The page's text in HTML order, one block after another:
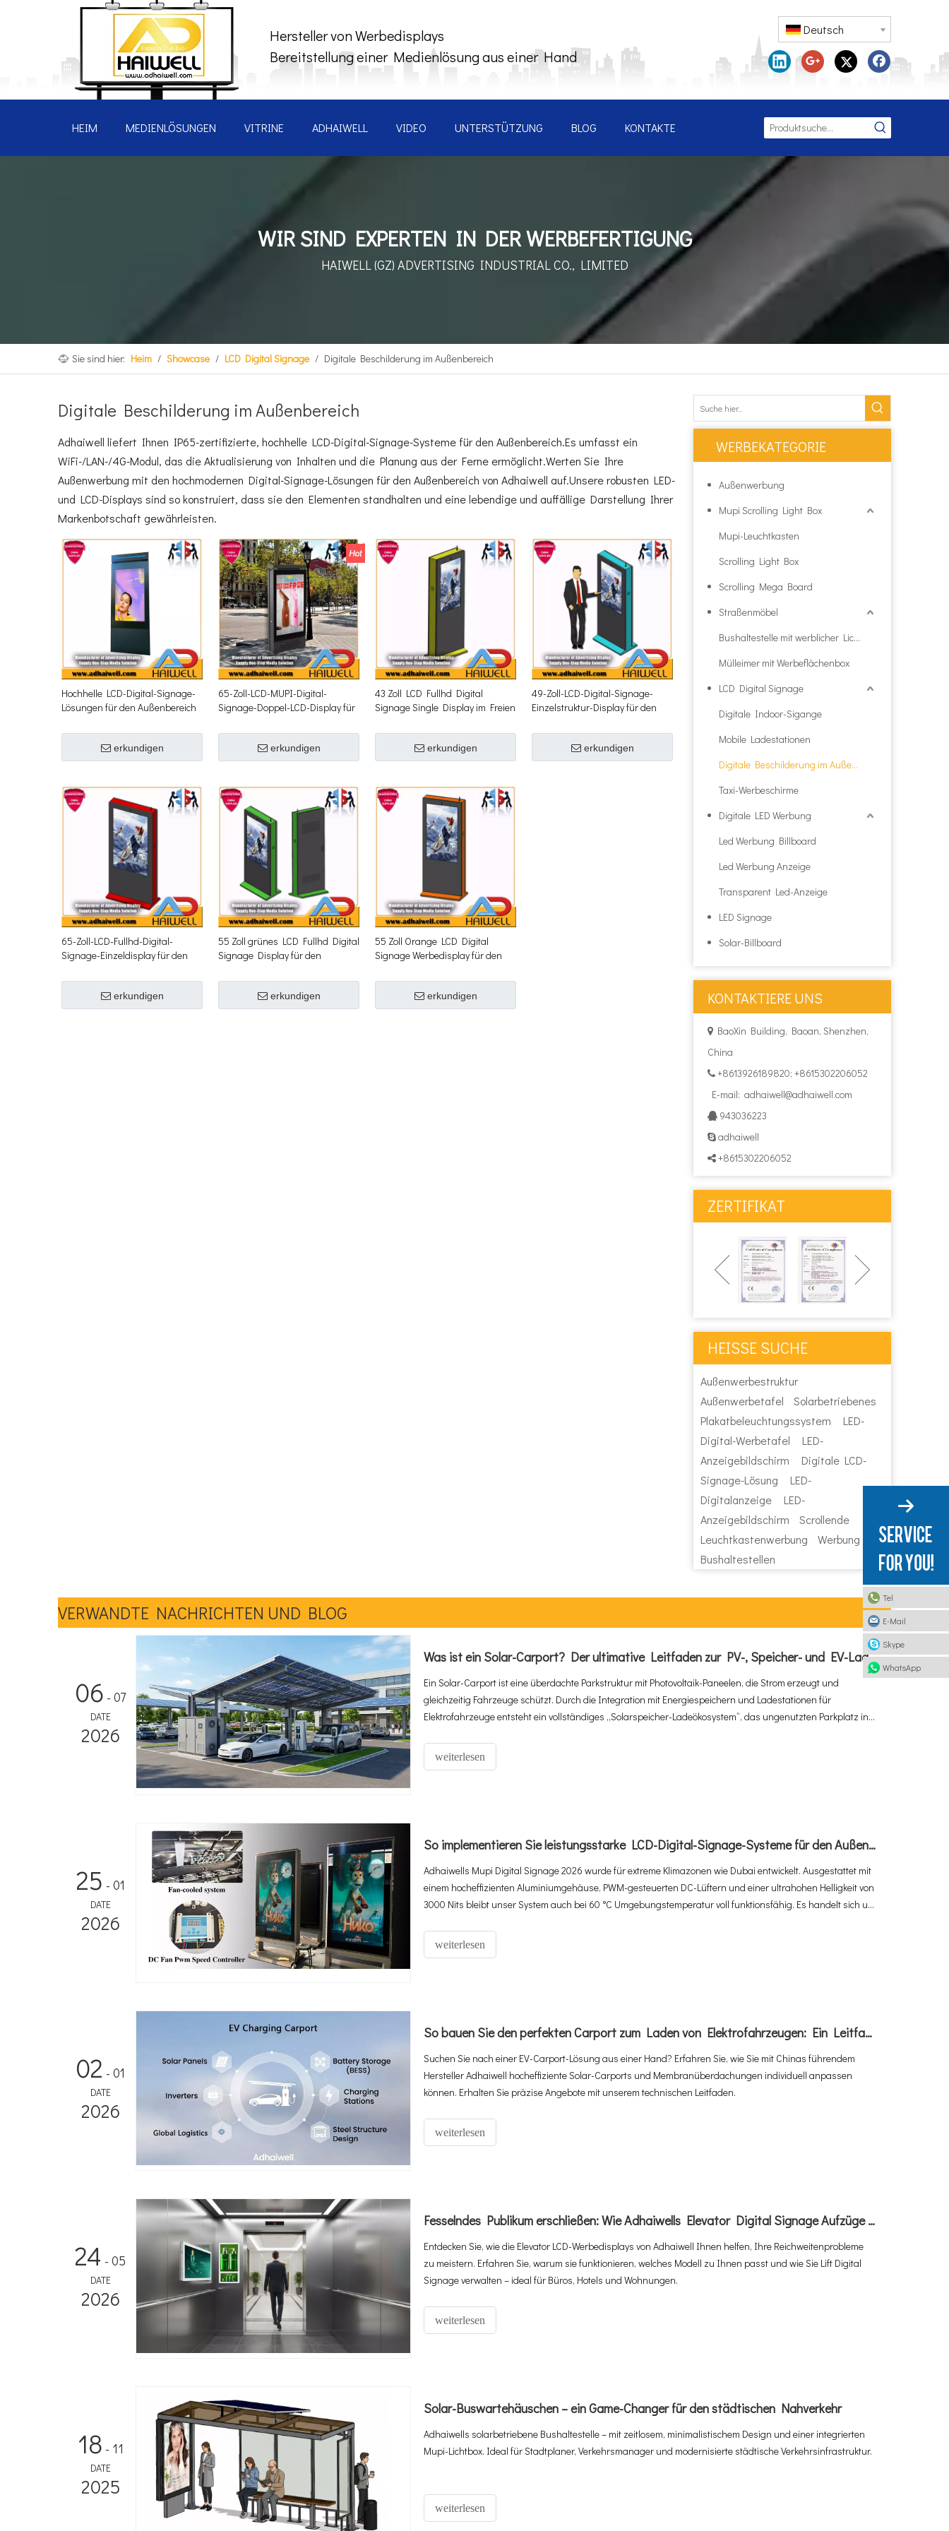
Hersteller von Werbedisplays
Bereitstellung einer Medienlösung aus einer Hand
Deutsch
HEIM MEDIENLÖSUNGEN VITRINE ADHAIWELL VIDEO UNTERSTÜTZUNG BLOG KONTAKTE
WIR SIND EXPERTEN IN DER WERBEFERTIGUNG
HAIWELL (GZ) ADVERTISING INDUSTRIAL CO., LIMITED
Sie sind hier: Heim / Showcase / LCD Digital Signage / Digitale Beschilderung im Außenbereich
Digitale Beschilderung im Außenbereich
Adhaiwell liefert Ihnen IP65-zertifizierte, hochhelle LCD-Digital-Signage-Systeme für den Außenbereich.Es umfasst ein
WiFi-/LAN-/4G-Modul, das die Aktualisierung von Inhalten und die Planung aus der Ferne ermöglicht.Werten Sie Ihre
Außenwerbung mit den hochmodernen Digital-Signage-Lösungen für den Außenbereich von Adhaiwell auf.Unsere robusten LED-
und LCD-Displays sind so konstruiert, dass sie den Elementen standhalten und eine lebendige und auffällige Darstellung Ihrer
Markenbotschaft gewährleisten.
Hochhelle LCD-Digital-Signage-
Lösungen für den Außenbereich
erkundigen
65-Zoll-LCD-MUPI-Digital-
Signage-Doppel-LCD-Display für
erkundigen
43 Zoll LCD Fullhd Digital
Signage Single Display im Freien
erkundigen
49-Zoll-LCD-Digital-Signage-
Einzelstruktur-Display für den
erkundigen
65-Zoll-LCD-Fullhd-Digital-
Signage-Einzeldisplay für den
erkundigen
55 Zoll grünes LCD Fullhd Digital
Signage Display für den
erkundigen
55 Zoll Orange LCD Digital
Signage Werbedisplay für den
erkundigen
WERBEKATEGORIE
Außenwerbung
Mupi Scrolling Light Box
Mupi-Leuchtkasten
Scrolling Light Box
Scrolling Mega Board
Straßenmöbel
Bushaltestelle mit werblicher Lichtbox
Mülleimer mit Werbeflächenbox
LCD Digital Signage
Digitale Indoor-Sigange
Mobile Ladestationen
Digitale Beschilderung im Außenbereich
Taxi-Werbeschirme
Digitale LED Werbung
Led Werbung Billboard
Led Werbung Anzeige
Transparent Led-Anzeige
LED Signage
Solar-Billboard
KONTAKTIERE UNS
 BaoXin Building, Baoan, Shenzhen,
China
 +8613926189820; +8615302206052
E-mail: adhaiwell@adhaiwell.com
 943036223
 adhaiwell
 +8615302206052
ZERTIFIKAT
HEISSE SUCHE
Außenwerbestruktur
Außenwerbetafel
Solarbetriebenes
Plakatbeleuchtungssystem
LED-
Digital-Werbetafel
LED-
Anzeigebildschirm
Digitale LCD-
Signage-Lösung
LED-
Digitalanzeige
LED-
Anzeigebildschirm
Scrollende
Leuchtkastenwerbung
Werbung für
Bushaltestellen
VERWANDTE NACHRICHTEN UND BLOG
06 - 07
DATE
2026
Was ist ein Solar-Carport? Der ultimative Leitfaden zur PV-, Speicher- und EV-Ladeintegration
Ein Solar-Carport ist eine überdachte Parkstruktur mit Photovoltaik-Paneelen, die Strom erzeugt und
gleichzeitig Fahrzeuge schützt. Durch die Integration mit Energiespeichern und Ladestationen für
Elektrofahrzeuge entsteht ein vollständiges „Solarspeicher-Ladeökosystem“, das ungenutzten Parkplatz in
Jahr 2025 20 Millionen erreichen wird und der Solar-Carport-Markt bis 2034 voraussichtlich um 10,6 %
CAGR auf 2,67 Milliarden US-Dollar wachsen wird, werden integrierte Lösungen schnell zum Standard für
weiterlesen
25 - 01
DATE
2026
So implementieren Sie leistungsstarke LCD-Digital-Signage-Systeme für den Außenbereich bei extremer Hitze von 60 °C in Dubai
Adhaiwells Mupi Digital Signage 2026 wurde für extreme Klimazonen wie Dubai entwickelt. Ausgestattet mit
einem hocheffizienten Aluminiumgehäuse, PWM-gesteuerten DC-Lüftern und einer ultrahohen Helligkeit von
3000 Nits bleibt unser System auch bei 60 °C Umgebungstemperatur voll funktionsfähig. Es handelt sich um
Grundlage und Leistung.
weiterlesen
02 - 01
DATE
2026
So bauen Sie den perfekten Carport zum Laden von Elektrofahrzeugen: Ein Leitfaden zur individuellen Gestaltung von Carports mit Adhaiwell China
Suchen Sie nach einer EV-Carport-Lösung aus einer Hand? Erfahren Sie, wie Sie mit Chinas führendem
Hersteller Adhaiwell hocheffiziente Solar-Carports und Membranüberdachungen individuell anpassen
können. Erhalten Sie präzise Angebote mit unserem technischen Leitfaden.
weiterlesen
24 - 05
DATE
2026
Fesselndes Publikum erschließen: Wie Adhaiwells Elevator Digital Signage Aufzüge in Einnahmequellen verwandelt
Entdecken Sie, wie die Elevator LCD-Werbedisplays von Adhaiwell Ihnen helfen, Ihre Reichweitenprobleme
zu meistern. Erfahren Sie, warum sie funktionieren, welches Modell zu Ihnen passt und wie Sie Lift Digital
Signage verwalten – ideal für Büros, Hotels und Wohnungen.
weiterlesen
18 - 11
DATE
2025
Solar-Buswartehäuschen – ein Game-Changer für den städtischen Nahverkehr
Adhaiwells solarbetriebene Bushaltestelle – mit zeitlosem, minimalistischem Design und einer integrierten
Mupi-Lichtbox. Ideal für Stadtplaner, Verkehrsmanager und modernisierte städtische Verkehrsinfrastruktur.
weiterlesen
Tel
E-Mail
Skype
WhatsApp